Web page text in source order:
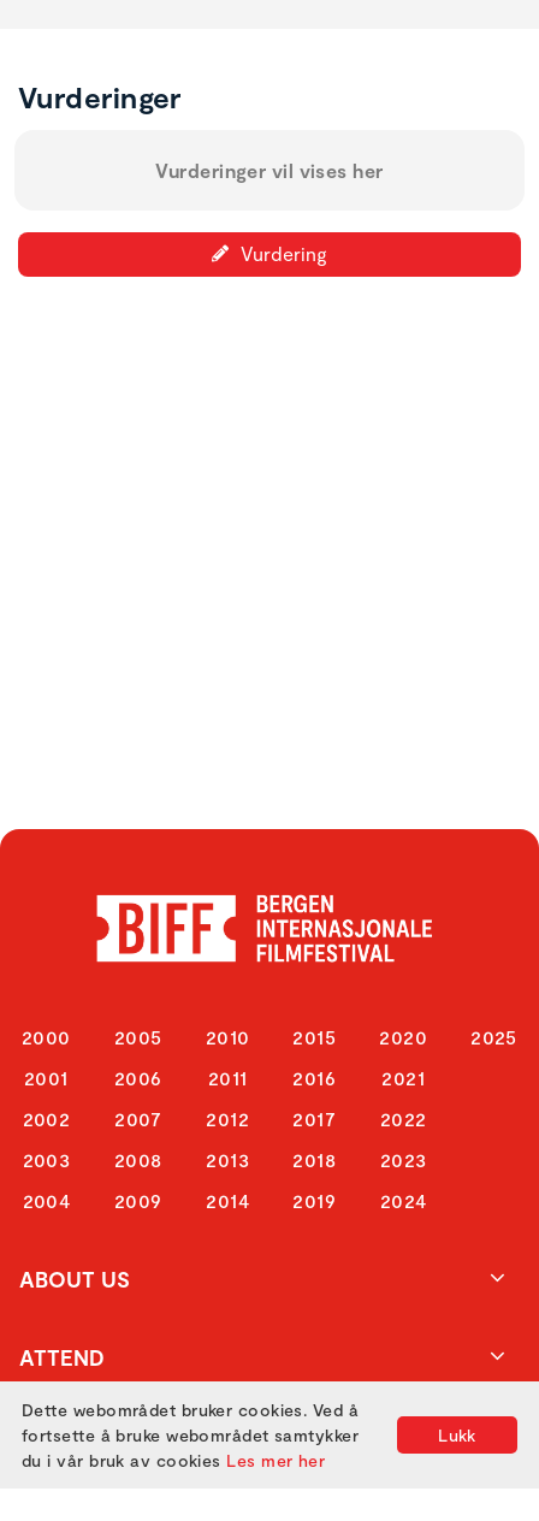
Vurderinger
Vurderinger vil vises her
Vurdering
2000
2001
2002
2003
2004
2005
2006
2007
2008
2009
2010
2011
2012
2013
2014
2015
2016
2017
2018
2019
2020
2021
2022
2023
2024
2025
ABOUT US
ATTEND
GET IN TOUCH Lukk
Dette webområdet bruker cookies. Ved å
fortsette å bruke webområdet samtykker
du i vår bruk av cookies Les mer her